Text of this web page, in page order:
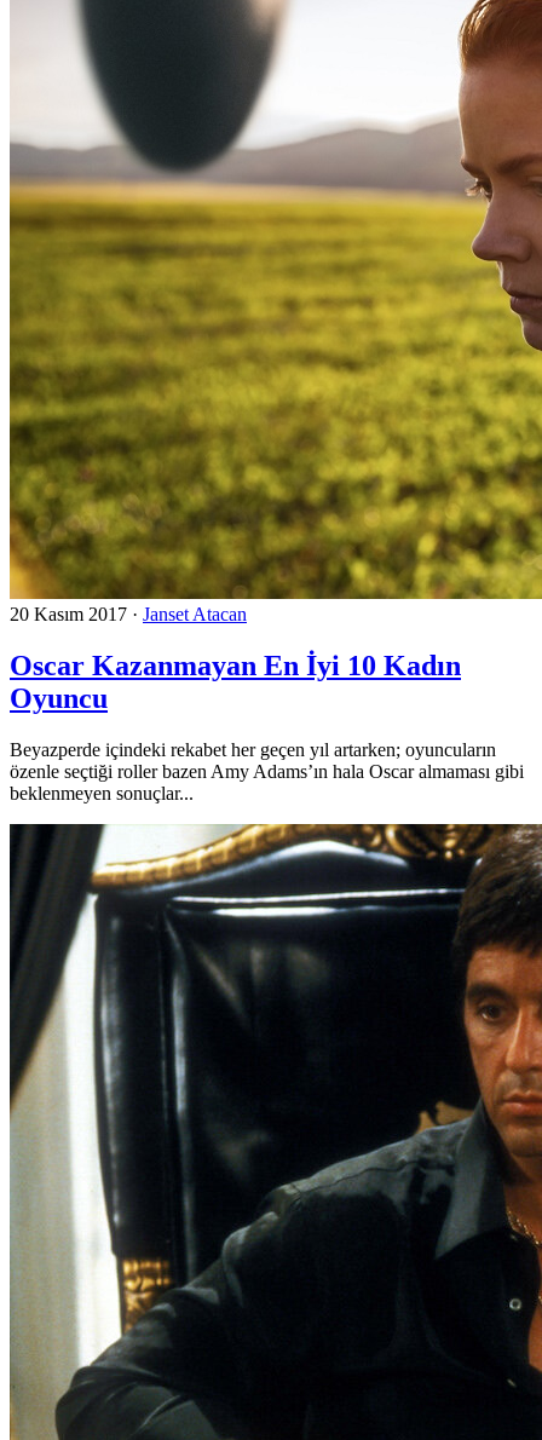
20 Kasım 2017 · Janset Atacan
Oscar Kazanmayan En İyi 10 Kadın
Oyuncu
Beyazperde içindeki rekabet her geçen yıl artarken; oyuncuların
özenle seçtiği roller bazen Amy Adams’ın hala Oscar almaması gibi
beklenmeyen sonuçlar...